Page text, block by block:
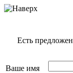
Есть
Ваше имя